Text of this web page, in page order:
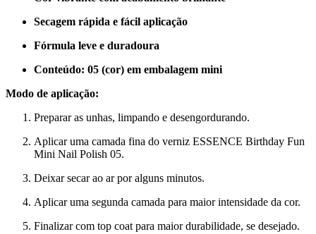
Secagem rápida e fácil aplicação
Fórmula leve e duradoura
Conteúdo: 05 (cor) em embalagem mini
Modo de aplicação:
Preparar as unhas, limpando e desengordurando.
Aplicar uma camada fina do verniz ESSENCE Birthday Fun
Mini Nail Polish 05.
Deixar secar ao ar por alguns minutos.
Aplicar uma segunda camada para maior intensidade da cor.
Finalizar com top coat para maior durabilidade, se desejado.